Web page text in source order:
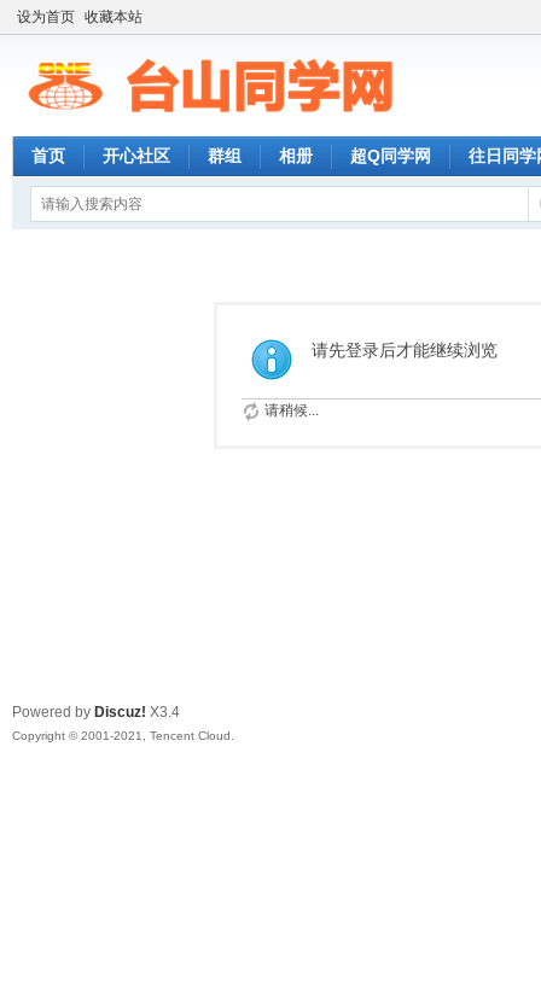
设为首页 收藏本站
首页 开心社区 群组 相册 超Q同学网 往日同学
请先登录后才能继续浏览
请稍候...
Powered by Discuz! X3.4
Copyright © 2001-2021, Tencent Cloud.